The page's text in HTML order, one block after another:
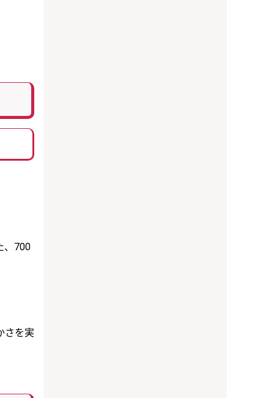
、700
さを実